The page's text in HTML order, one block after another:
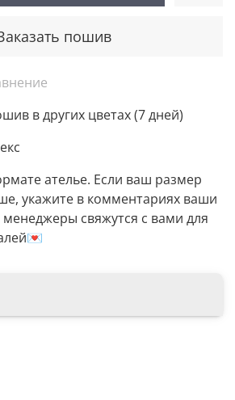
пошив
в других цветах (7 дней)
ателье. Если ваш размер
укажите в комментариях ваши
свяжутся с вами для